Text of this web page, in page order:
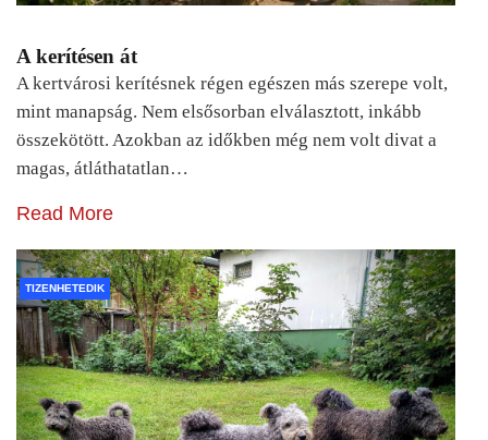
A kerítésen át
A kertvárosi kerítésnek régen egészen más szerepe volt,
mint manapság. Nem elsősorban elválasztott, inkább
összekötött. Azokban az időkben még nem volt divat a
magas, átláthatatlan…
Read More
TIZENHETEDIK